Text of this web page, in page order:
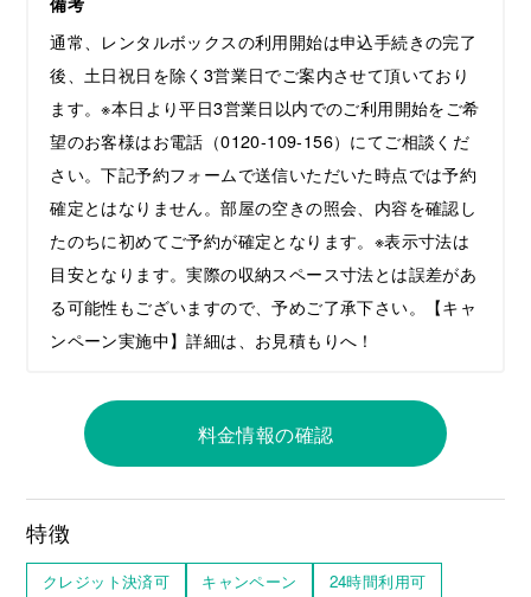
通常、レンタルボックスの利用開始は申込手続きの完了
後、土日祝日を除く3営業日でご案内させて頂いており
ます。※本日より平日3営業日以内でのご利用開始をご希
望のお客様はお電話（0120-109-156）にてご相談くだ
さい。下記予約フォームで送信いただいた時点では予約
確定とはなりません。部屋の空きの照会、内容を確認し
たのちに初めてご予約が確定となります。※表示寸法は
目安となります。実際の収納スペース寸法とは誤差があ
る可能性もございますので、予めご了承下さい。【キャ
ンペーン実施中】詳細は、お見積もりへ！
料金情報の確認
特徴
クレジット決済可 キャンペーン
24時間利用可